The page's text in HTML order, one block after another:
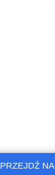
PRZEJDŹ NA